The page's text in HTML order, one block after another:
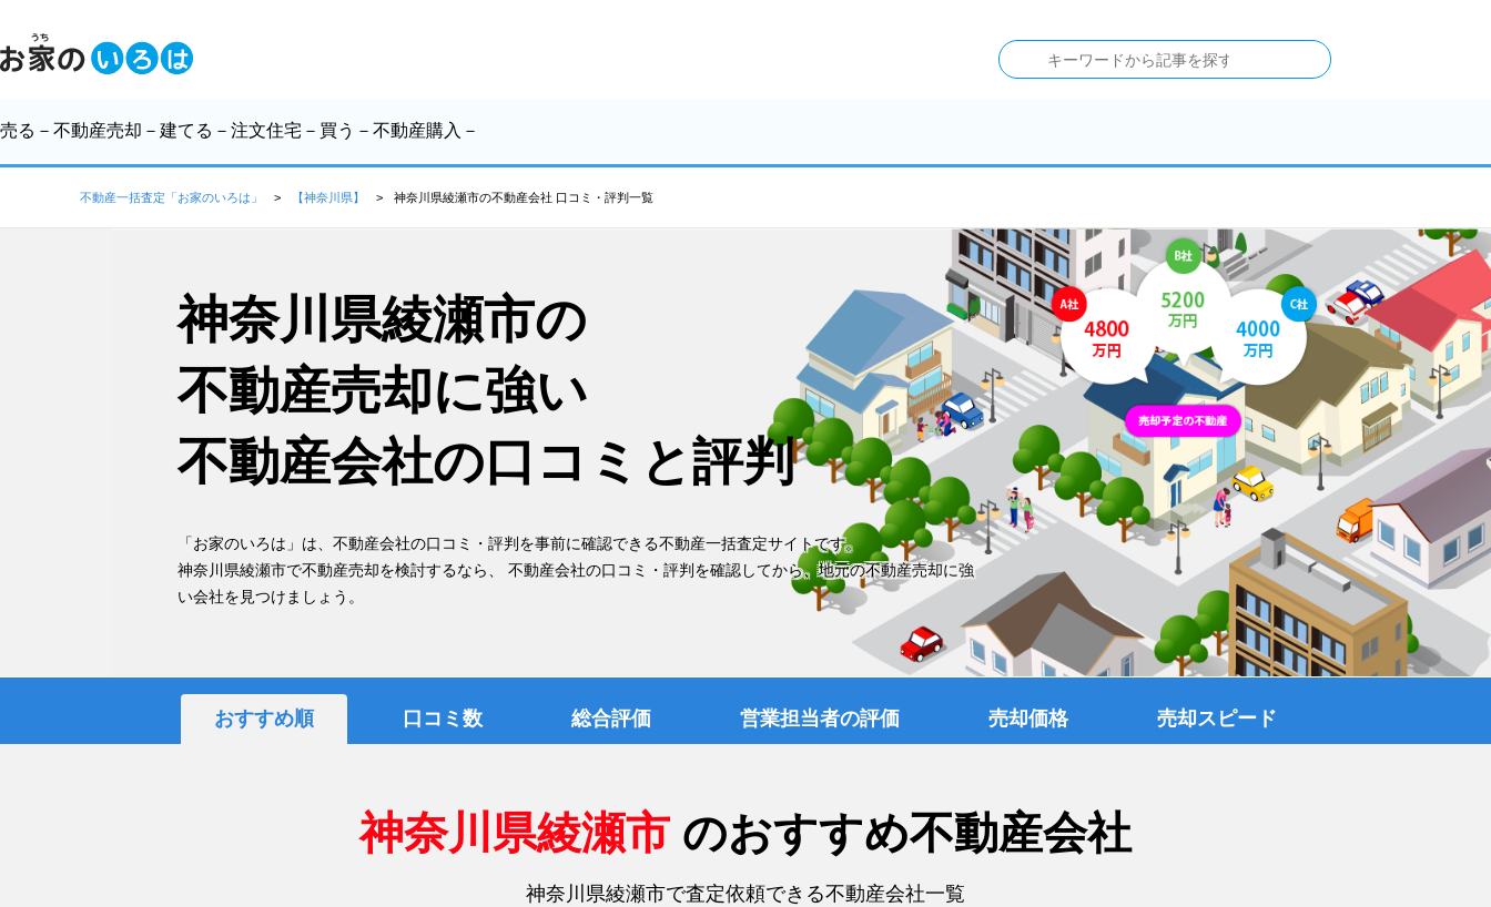
売る －不動産売却－ 建てる －注文住宅－ 買う －不動産購入－
不動産一括査定「お家のいろは」 【神奈川県】 神奈川県綾瀬市の不動産会社 口コミ・評判一覧
神奈川県綾瀬市の
不動産売却に強い
不動産会社の口コミと評判
「お家のいろは」は、不動産会社の口コミ・評判を事前に確認できる不動産一括査定サイトです。
神奈川県綾瀬市で不動産売却を検討するなら、 不動産会社の口コミ・評判を確認してから、地元の不動産売却に強
い会社を見つけましょう。
おすすめ順 口コミ数 総合評価 営業担当者の評価 売却価格 売却スピード
神奈川県綾瀬市 のおすすめ不動産会社
神奈川県綾瀬市で査定依頼できる不動産会社一覧